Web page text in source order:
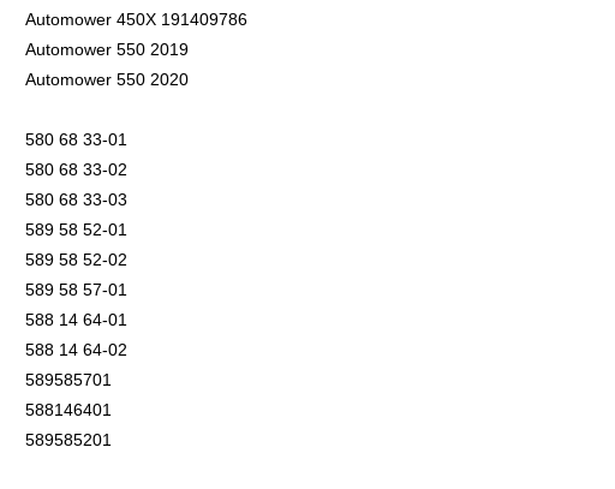
Automower 450X 191409786
Automower 550 2019
Automower 550 2020
580 68 33-01
580 68 33-02
580 68 33-03
589 58 52-01
589 58 52-02
589 58 57-01
588 14 64-01
588 14 64-02
589585701
588146401
589585201